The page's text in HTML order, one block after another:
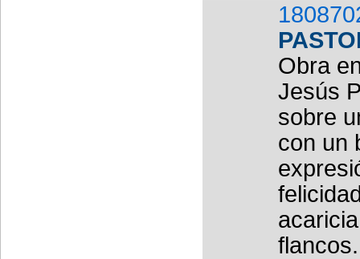
Obra
Jesús
sobre
con un
flancos.